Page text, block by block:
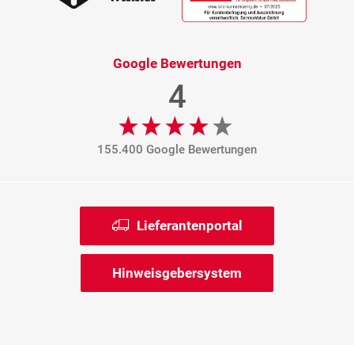
Google Bewertungen
4
155.400 Google Bewertungen
Lieferantenportal
Hinweisgebersystem